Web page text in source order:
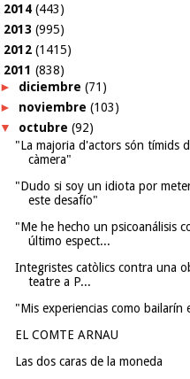
2014 (443)
2013 (995)
2012 (1415)
2011 (838)
► diciembre (71)
► noviembre (103)
▼ octubre (92)
"La majoria d'actors són tímids
càmera"
"Dudo si soy un idiota por
este desafío"
"Me he hecho un psicoanálisis
último espect...
Integristes catòlics contra una
teatre a P...
"Mis experiencias como bailarín
EL COMTE ARNAU
Las dos caras de la moneda